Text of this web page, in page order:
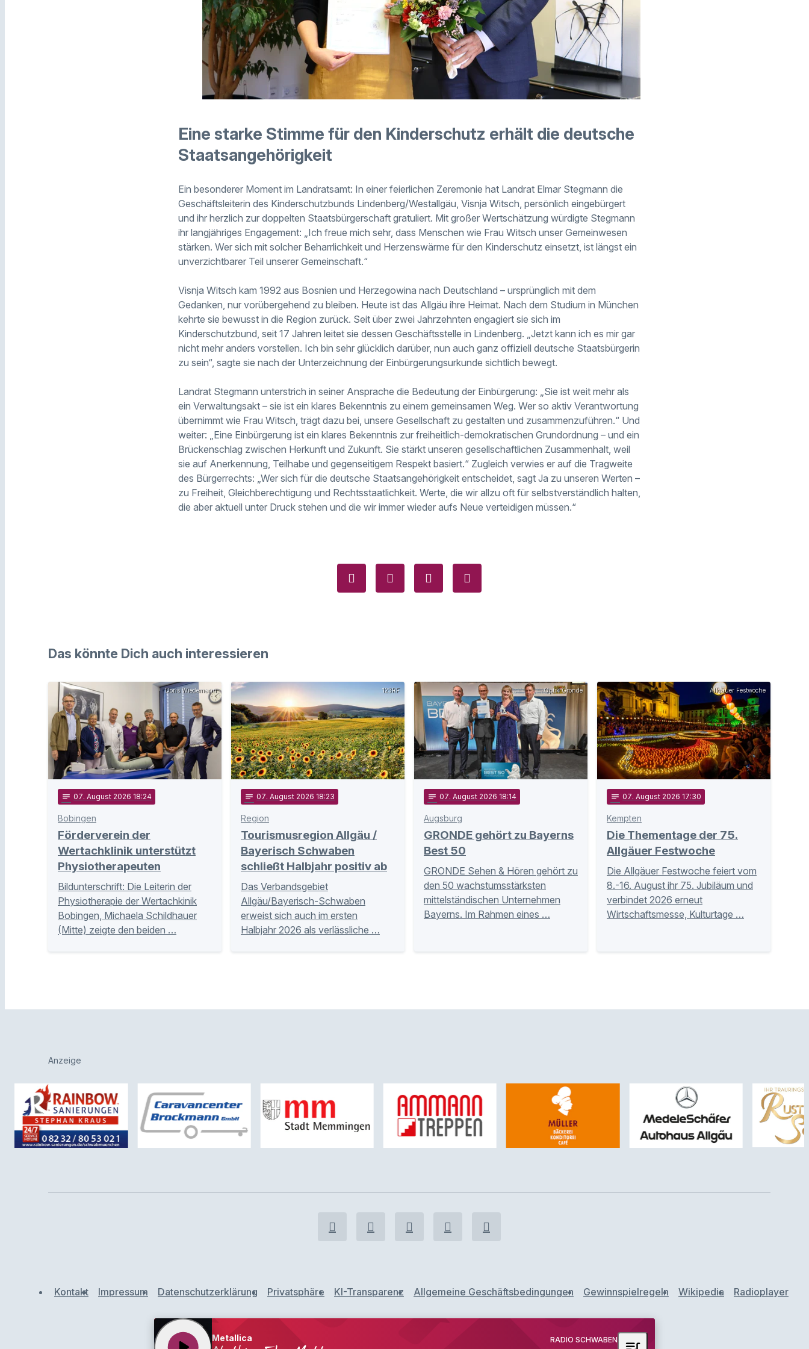
Eine starke Stimme für den Kinderschutz erhält die deutsche
Staatsangehörigkeit
Ein besonderer Moment im Landratsamt: In einer feierlichen Zeremonie hat Landrat Elmar Stegmann die
Geschäftsleiterin des Kinderschutzbunds Lindenberg/Westallgäu, Visnja Witsch, persönlich eingebürgert
und ihr herzlich zur doppelten Staatsbürgerschaft gratuliert. Mit großer Wertschätzung würdigte Stegmann
ihr langjähriges Engagement: „Ich freue mich sehr, dass Menschen wie Frau Witsch unser Gemeinwesen
stärken. Wer sich mit solcher Beharrlichkeit und Herzenswärme für den Kinderschutz einsetzt, ist längst ein
unverzichtbarer Teil unserer Gemeinschaft.“
Visnja Witsch kam 1992 aus Bosnien und Herzegowina nach Deutschland – ursprünglich mit dem
Gedanken, nur vorübergehend zu bleiben. Heute ist das Allgäu ihre Heimat. Nach dem Studium in München
kehrte sie bewusst in die Region zurück. Seit über zwei Jahrzehnten engagiert sie sich im
Kinderschutzbund, seit 17 Jahren leitet sie dessen Geschäftsstelle in Lindenberg. „Jetzt kann ich es mir gar
nicht mehr anders vorstellen. Ich bin sehr glücklich darüber, nun auch ganz offiziell deutsche Staatsbürgerin
zu sein“, sagte sie nach der Unterzeichnung der Einbürgerungsurkunde sichtlich bewegt.
Landrat Stegmann unterstrich in seiner Ansprache die Bedeutung der Einbürgerung: „Sie ist weit mehr als
ein Verwaltungsakt – sie ist ein klares Bekenntnis zu einem gemeinsamen Weg. Wer so aktiv Verantwortung
übernimmt wie Frau Witsch, trägt dazu bei, unsere Gesellschaft zu gestalten und zusammenzuführen.“ Und
weiter: „Eine Einbürgerung ist ein klares Bekenntnis zur freiheitlich-demokratischen Grundordnung – und ein
Brückenschlag zwischen Herkunft und Zukunft. Sie stärkt unseren gesellschaftlichen Zusammenhalt, weil
sie auf Anerkennung, Teilhabe und gegenseitigem Respekt basiert.“ Zugleich verwies er auf die Tragweite
des Bürgerrechts: „Wer sich für die deutsche Staatsangehörigkeit entscheidet, sagt Ja zu unseren Werten –
zu Freiheit, Gleichberechtigung und Rechtsstaatlichkeit. Werte, die wir allzu oft für selbstverständlich halten,
die aber aktuell unter Druck stehen und die wir immer wieder aufs Neue verteidigen müssen.“
Das könnte Dich auch interessieren
Doris Wiedemann
notes 07. August 2026 18:24
Bobingen
Förderverein der
Wertachklinik unterstützt
Physiotherapeuten
Bildunterschrift: Die Leiterin der
Physiotherapie der Wertachkinik
Bobingen, Michaela Schildhauer
(Mitte) zeigte den beiden …
123RF
notes 07. August 2026 18:23
Region
Tourismusregion Allgäu /
Bayerisch Schwaben
schließt Halbjahr positiv ab
Das Verbandsgebiet
Allgäu/Bayerisch-Schwaben
erweist sich auch im ersten
Halbjahr 2026 als verlässliche …
Optik Gronde
notes 07. August 2026 18:14
Augsburg
GRONDE gehört zu Bayerns
Best 50
GRONDE Sehen & Hören gehört zu
den 50 wachstumsstärksten
mittelständischen Unternehmen
Bayerns. Im Rahmen eines …
Allgäuer Festwoche
notes 07. August 2026 17:30
Kempten
Die Thementage der 75.
Allgäuer Festwoche
Die Allgäuer Festwoche feiert vom
8.-16. August ihr 75. Jubiläum und
verbindet 2026 erneut
Wirtschaftsmesse, Kulturtage …
Anzeige
Kontakt Impressum Datenschutzerklärung Privatsphäre KI-Transparenz Allgemeine Geschäftsbedingungen Gewinnspielregeln Wikipedia Radioplayer
Metallica RADIO SCHWABEN